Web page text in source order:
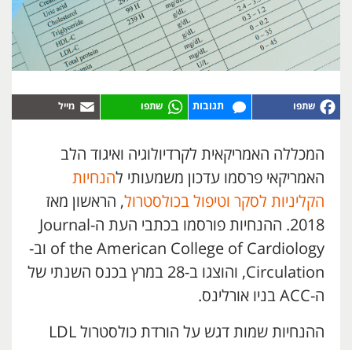
תגובות
המכללה האמריקאית לקרדיולוגיה ואיגוד הלב
האמריקאי פרסמו עדכון משמעותי להנחיות
הקליניות לסקר וטיפול בכולסטרול, הראשון מאז
2018. ההנחיות פורסמו בכתבי העת ה-Journal
of the American College of Cardiology וב-
Circulation, והוצגו ב-28 במרץ בכנס השנתי של
ה-ACC בניו אורלינס.
ההנחיות שמות דגש על הורדת כולסטרול LDL